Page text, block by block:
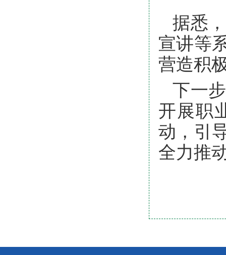
据悉
宣讲等
营造积
下一
开展职
动，引
全力推